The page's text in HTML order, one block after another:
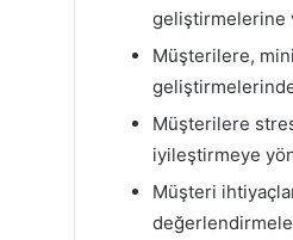
geliştirmelerine
Müşterilere,
Müşterilere
iyileştirmeye
Müşteri